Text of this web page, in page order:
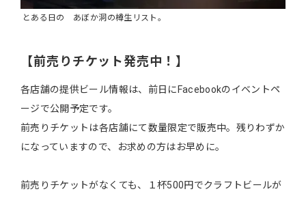
とある日の あぼか洞の樽生リスト。
【前売りチケット発売中！】
各店舗の提供ビール情報は、前日にFacebookのイベントペ
ージで公開予定です。
前売りチケットは各店舗にて数量限定で販売中。残りわずか
になっていますので、お求めの方はお早めに。
前売りチケットがなくても、１杯500円でクラフトビールが